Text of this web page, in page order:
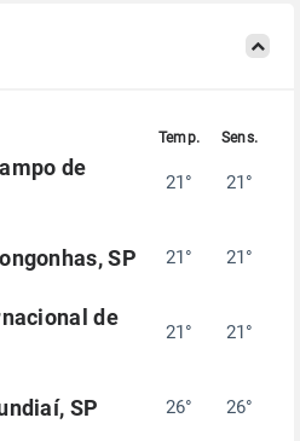
de
21° 21°
SP 21° 21°
de
21° 21°
SP 26° 26°